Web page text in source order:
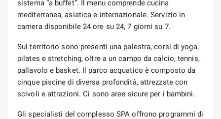
sistema “a buffet”. Il menu comprende cucina
mediterranea, asiatica e internazionale. Servizio in
camera disponibile 24 ore su 24, 7 giorni su 7.
Sul territorio sono presenti una palestra, corsi di yoga,
pilates e stretching, oltre a un campo da calcio, tennis,
pallavolo e basket. Il parco acquatico è composto da
cinque piscine di diversa profondità, attrezzate con
scivoli e attrazioni. Ci sono aree sicure per i bambini.
Gli specialisti del complesso SPA offrono programmi di